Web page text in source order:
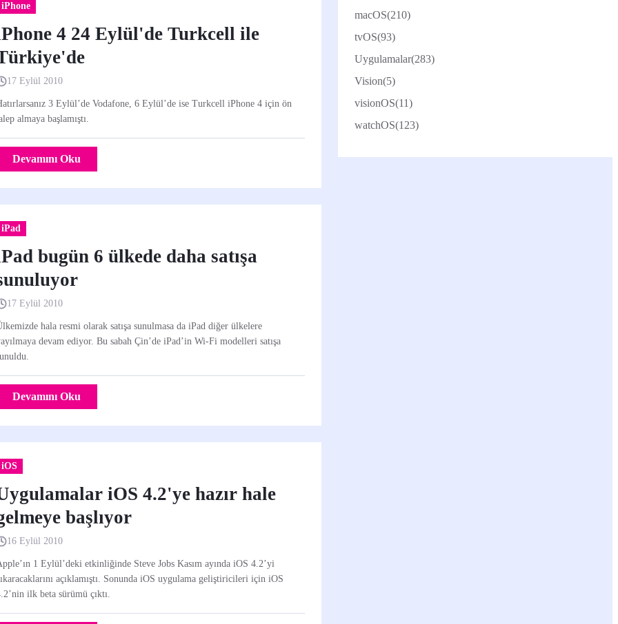
iPhone
4 24 Eylül'de Turkcell ile
17 Eylül 2010
3 Eylül’de Vodafone, 6 Eylül’de ise Turkcell iPhone 4 için ön
almaya başlamıştı.
Devamını Oku
iPad
bugün 6 ülkede daha satışa
17 Eylül 2010
hala resmi olarak satışa sunulmasa da iPad diğer ülkelere
devam ediyor. Bu sabah Çin’de iPad’in Wi-Fi modelleri satışa
Devamını Oku
iOS
iOS 4.2'ye hazır hale
başlıyor
16 Eylül 2010
1 Eylül’deki etkinliğinde Steve Jobs Kasım ayında iOS 4.2’yi
açıklamıştı. Sonunda iOS uygulama geliştiricileri için iOS
ilk beta sürümü çıktı.
macOS(210)
tvOS(93)
Uygulamalar(283)
Vision(5)
visionOS(11)
watchOS(123)